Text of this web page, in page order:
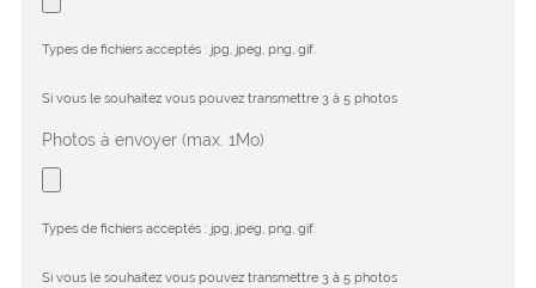
Types de fichiers acceptés : jpg, jpeg, png, gif.
Si vous le souhaitez vous pouvez transmettre 3 à 5 photos
Photos à envoyer (max. 1Mo)
Types de fichiers acceptés : jpg, jpeg, png, gif.
Si vous le souhaitez vous pouvez transmettre 3 à 5 photos